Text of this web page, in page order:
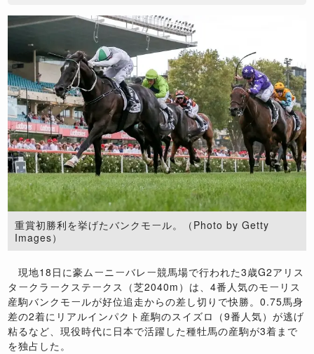
重賞初勝利を挙げたバンクモール。（Photo by Getty
Images）
現地18日に豪ムーニーバレー競馬場で行われた3歳G2アリス
タークラークステークス（芝2040m）は、4番人気のモーリス
産駒バンクモールが好位追走からの差し切りで快勝。0.75馬身
差の2着にリアルインパクト産駒のスイズロ（9番人気）が逃げ
粘るなど、現役時代に日本で活躍した種牡馬の産駒が3着まで
を独占した。